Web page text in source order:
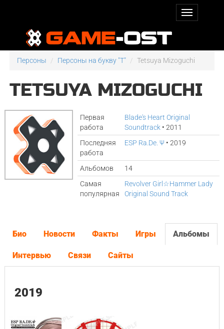
Персоны Персоны на букву "T" Tetsuya Mizoguchi
TETSUYA MIZOGUCHI
Первая
работа
Blade's Heart Original
Soundtrack • 2011
Последняя
работа
ESP Ra.De. Ψ • 2019
Альбомов
14
Самая
популярная
Revolver Girl☆Hammer Lady
Original Sound Track
Био Новости Факты Игры Альбомы
Интервью Связи Сайты
2019